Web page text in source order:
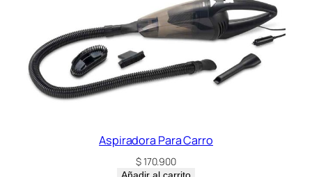
Aspiradora Para Carro
$170.900